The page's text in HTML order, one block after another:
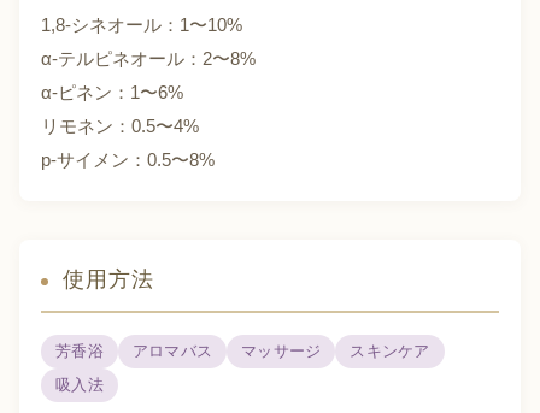
1,8-シネオール：1〜10%
α-テルピネオール：2〜8%
α-ピネン：1〜6%
リモネン：0.5〜4%
p-サイメン：0.5〜8%
使用方法
芳香浴 アロマバス マッサージ
スキンケア
吸入法